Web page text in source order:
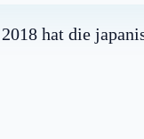
hat die